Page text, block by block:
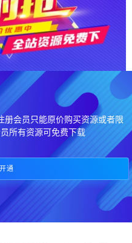
册会员只能原价购买资源或者限
所有资源可免费下载
通